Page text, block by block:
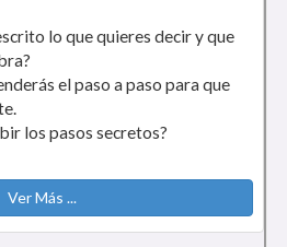
lo que quieres decir y que
el paso a paso para que
los pasos secretos?
Ver Más ...